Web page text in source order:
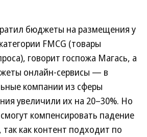
бюджеты на размещения у
FMCG (товары
говорит госпожа Магась, а
онлайн-сервисы — в
компании из сферы
увеличили их на 20–30%. Но
компенсировать падение
как контент подходит по